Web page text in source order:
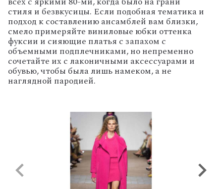
стиля и безвкусицы. Если подобная тематика и
подход к составлению ансамблей вам близки,
смело примеряйте виниловые юбки оттенка
фуксии и сияющие платья с запахом с
объемными подплечниками, но непременно
сочетайте их с лаконичными аксессуарами и
обувью, чтобы была лишь намеком, а не
наглядной пародией.